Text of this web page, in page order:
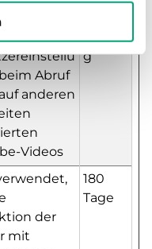
die
Abruf
anderen
Videos
Sitzun
g
der
mit
180
Tage